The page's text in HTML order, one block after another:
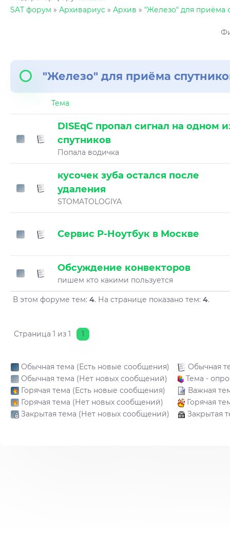
SAT форум » Архивариус » Архив » "Железо" для приёма
"Железо" для приёма
Тема
DISEqC пропал сигнал на одном
спутников
Попала водичка
кусочек зуба остался после
удаления
STOMATOLOGIYA
Сервис Р-Ноутбук в Москве
Обсуждение конвекторов
пишем кто какими пользуется
В этом форуме тем: 4. На странице показано тем: 4.
Страница 1 из 1 1
Обычная тема (Есть новые сообщения)
Обычная
Обычная тема (Нет новых сообщений)
Тема -
Горячая тема (Есть новые сообщения)
Важная
Горячая тема (Нет новых сообщений)
Горячая
Закрытая тема (Нет новых сообщений)
Закрытая